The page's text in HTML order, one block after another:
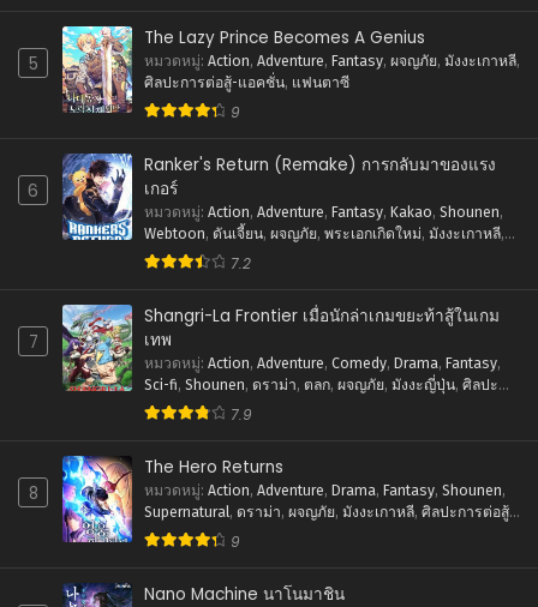
ตอนที่ 42
พฤศจิกายน 13, 2023
ตอนที่ 41
ตอนที่ 40
พฤศจิกายน 13, 2023
ตอนที่ 38
พฤศจิกายน 13, 2023
ตอนที่ 36
พฤศจิกายน 13, 2023
5
The Lazy Prince Becomes A Genius
หมวดหมู่: Action, Adventure, Fantasy, ผจญภัย, มังงะเกาหลี,
ศิลปะการต่อสู้-แอคชั่น, แฟนตาซี
9
6
Ranker's Return (Remake) การกลับมาของแรง
เกอร์
หมวดหมู่: Action, Adventure, Fantasy, Kakao, Shounen,
Webtoon, ดันเจี้ยน, ผจญภัย, พระเอกเกิดใหม่, มังงะเกาหลี,
ระบบ,ศิลปะการต่อสู้-แอคชั่น
7.2
7
Shangri-La Frontier เมื่อนักล่าเกมขยะท้าสู้ในเกม
เทพ
หมวดหมู่: Action, Adventure, Comedy, Drama, Fantasy,
Sci-fi, Shounen, ดราม่า, ตลก, ผจญภัย, มังงะญี่ปุ่น, ศิลปะ
การต่อสู้-แอคชั่น,
7.9
8
The Hero Returns
หมวดหมู่: Action, Adventure, Drama, Fantasy, Shounen,
Supernatural, ดราม่า, ผจญภัย, มังงะเกาหลี, ศิลปะการต่อสู้-
แอคชั่น,แฟนตาซี
9
Nano Machine นาโนมาชิน